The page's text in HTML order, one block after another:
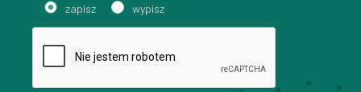
zapisz wypisz